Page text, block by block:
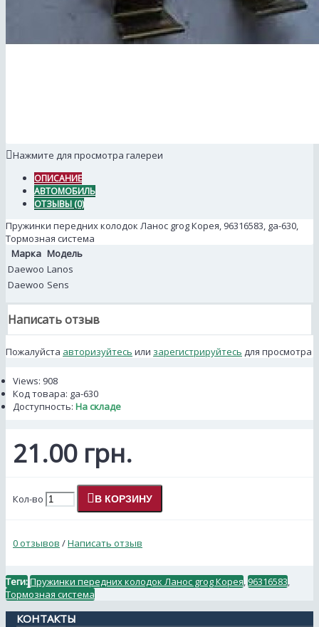
Нажмите для просмотра галереи
ОПИСАНИЕ
АВТОМОБИЛЬ
ОТЗЫВЫ (0)
Пружинки передних колодок Ланос grog Корея, 96316583, ga-630,
Тормозная система
Марка Модель
Daewoo Lanos
Daewoo Sens
Написать отзыв
Пожалуйста авторизуйтесь или зарегистрируйтесь для просмотра
Views: 908
Код товара: ga-630
Доступность: На складе
21.00 грн.
Кол-во В КОРЗИНУ
0 отзывов /Написать отзыв
Теги:Пружинки передних колодок Ланос grog Корея 96316583
Тормозная система
КОНТАКТЫ